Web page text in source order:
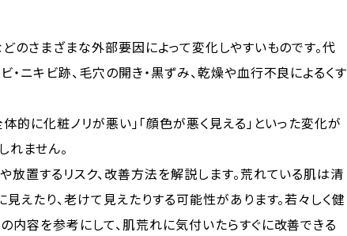
のさまざまな外部要因によって変化しやすいものです。代
ニキビ跡、毛穴の開き・黒ずみ、乾燥や血行不良によるくす
的に化粧ノリが悪い」「顔色が悪く見える」といった変化が
れません。
放置するリスク、改善方法を解説します。荒れている肌は清
えたり、老けて見えたりする可能性があります。若々しく健
内容を参考にして、肌荒れに気付いたらすぐに改善できる